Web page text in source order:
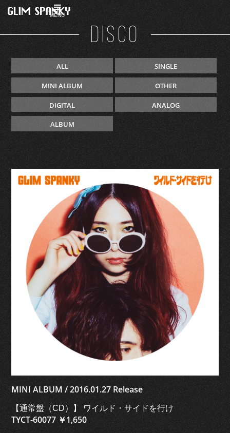
MENU
DISCO
ALL SINGLE
MINI ALBUM OTHER
DIGITAL ANALOG
ALBUM
MINI ALBUM / 2016.01.27 Release
【通常盤（CD）】 ワイルド・サイドを行け
TYCT-60077 ￥1,650